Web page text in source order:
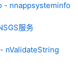
- nnappsysteminfo
服务
nValidateString